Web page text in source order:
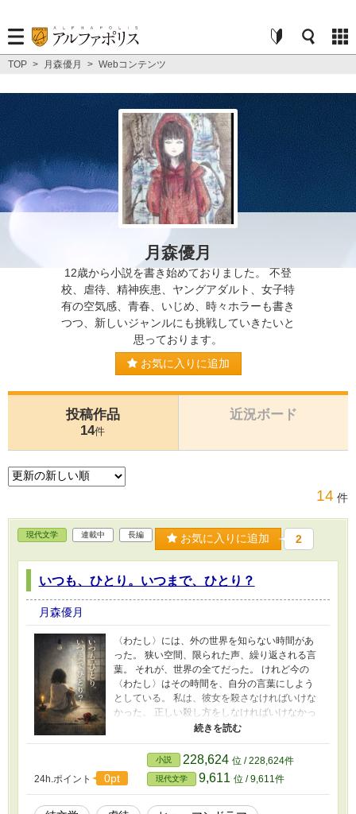
TOP > 月森優月 > Webコンテンツ
月森優月
12歳から小説を書き始めておりました。 不登
校、虐待、精神疾患、ヤングアダルト、女子特
有の空気感、青春、いじめ、時々ホラーも書き
つつ、新しいジャンルにも挑戦していきたいと
思っております。
お気に入りに追加
投稿作品
14件
近況ボード
14 件
現代文学 連載中 長編 お気に入りに追加 2
いつも、ひとり。いつまで、ひとり？
月森優月
〈わたし〉には、外の世界を知らない時間があ
った。 狭い空間、限られた声、繰り返される言
葉。 それが、世界の全てだった。 けれど今の
〈わたし〉はその時間を、自分の言葉にしよう
としている。 私は、彼女を殺さなければいけな
かった。 正しい殺し方をしなければいけなかっ
た。 ――これは、生きるために、ひとつの存在
24h.ポイント 0pt
小説 228,624 位 / 228,624件
現代文学 9,611 位 / 9,611件